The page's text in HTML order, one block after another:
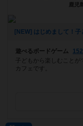
鹿児
遊べるボードゲーム
子どもから楽しむこと
カフェです。